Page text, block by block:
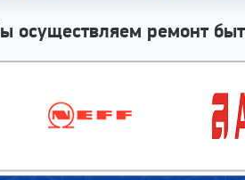
осуществляем ремонт